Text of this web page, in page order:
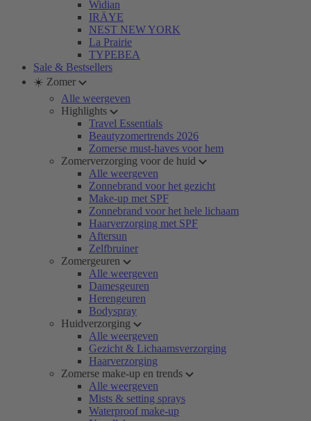
Widian
IRÄYE
NEST NEW YORK
La Prairie
TYPEBEA
Sale & Bestsellers
☀️ Zomer
Alle weergeven
Highlights
Travel Essentials
Beautyzomertrends 2026
Zomerse must-haves voor hem
Zomerverzorging voor de huid
Alle weergeven
Zonnebrand voor het gezicht
Make-up met SPF
Zonnebrand voor het hele lichaam
Haarverzorging met SPF
Aftersun
Zelfbruiner
Zomergeuren
Alle weergeven
Damesgeuren
Herengeuren
Bodyspray
Huidverzorging
Alle weergeven
Gezicht & Lichaamsverzorging
Haarverzorging
Zomerse make-up en trends
Alle weergeven
Mists & setting sprays
Waterproof make-up